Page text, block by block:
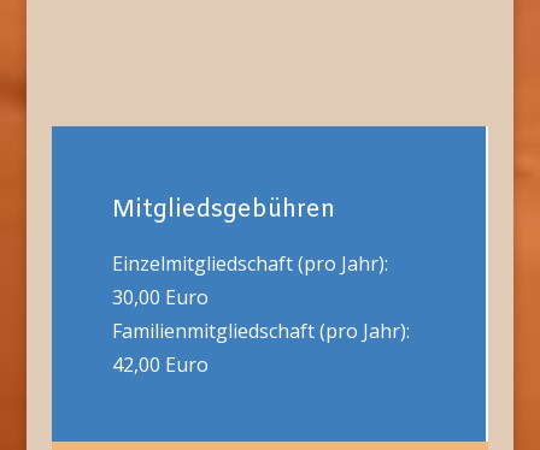
Mitgliedsgebühren
Einzelmitgliedschaft (pro Jahr):
30,00 Euro
Familienmitgliedschaft (pro Jahr):
42,00 Euro